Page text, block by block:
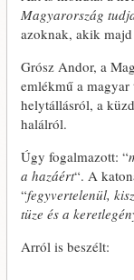
Magyarország
azoknak, akik
Grósz Andor, a
emlékmű a
helytállásról, a
halálról.
Úgy fogalmazott: “
a hazáért“. A
“fegyvertelenül,
tüze és a
Arról is beszélt: